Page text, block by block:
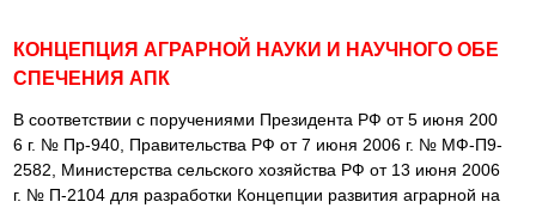
КОНЦЕПЦИЯ АГРАРНОЙ НАУКИ И НАУЧНОГО ОБЕ
СПЕЧЕНИЯ АПК
В соответствии с поручениями Президента РФ от 5 июня 200
6 г. № Пр-940, Правительства РФ от 7 июня 2006 г. № МФ-П9-
2582, Министерства сельского хозяйства РФ от 13 июня 2006
г. № П-2104 для разработки Концепции развития аграрной на